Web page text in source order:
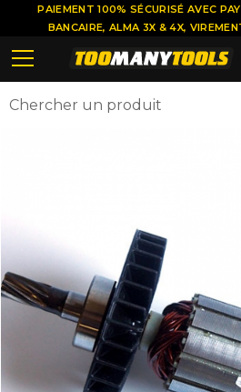
PAIEMENT 100% SÉCURISÉ AVEC
BANCAIRE, ALMA 3X & 4X,